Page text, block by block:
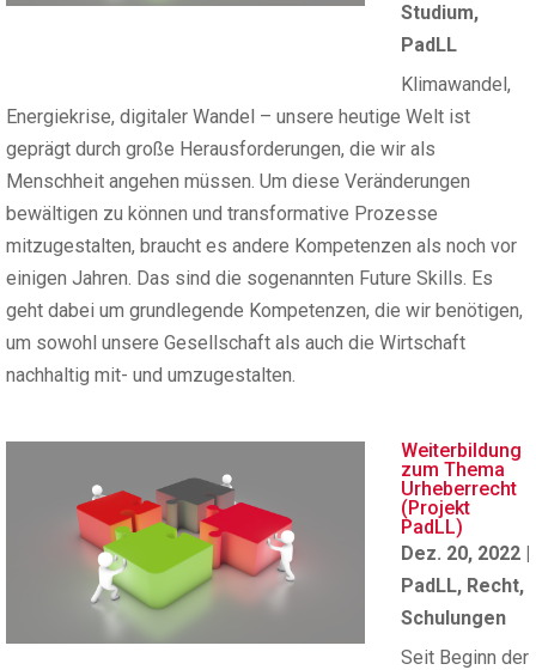
Studium,
PadLL
Klimawandel,
Energiekrise, digitaler Wandel – unsere heutige Welt ist
geprägt durch große Herausforderungen, die wir als
Menschheit angehen müssen. Um diese Veränderungen
bewältigen zu können und transformative Prozesse
mitzugestalten, braucht es andere Kompetenzen als noch vor
einigen Jahren. Das sind die sogenannten Future Skills. Es
geht dabei um grundlegende Kompetenzen, die wir benötigen,
um sowohl unsere Gesellschaft als auch die Wirtschaft
nachhaltig mit- und umzugestalten.
Weiterbildung
zum Thema
Urheberrecht
(Projekt
PadLL)
Dez. 20, 2022 |
PadLL, Recht,
Schulungen
Seit Beginn der